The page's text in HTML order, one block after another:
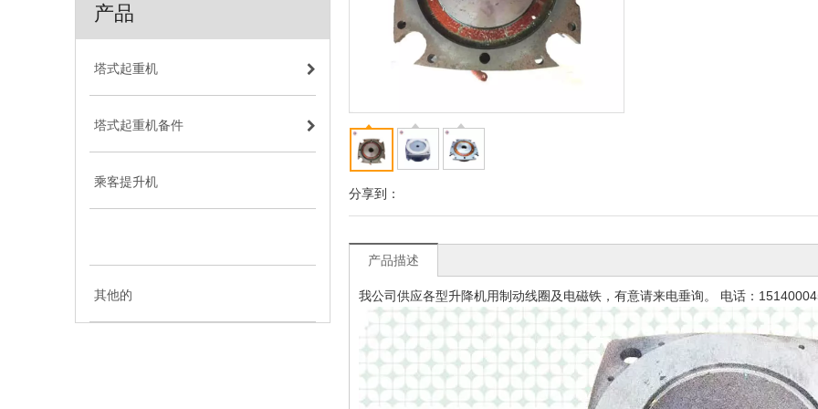
产品
塔式起重机
塔式起重机备件
乘客提升机
其他的
分享到：
产品描述
我公司供应各型升降机用制动线圈及电磁铁，有意请来电垂询。 电话：